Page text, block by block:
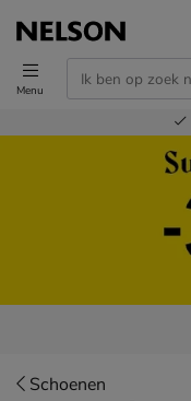
Menu
Voor
Schoenen